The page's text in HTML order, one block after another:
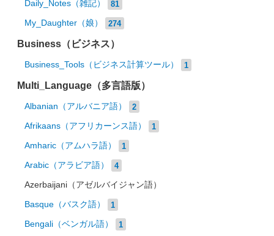
Daily_Notes（雑記） 81
My_Daughter（娘） 274
Business（ビジネス）
Business_Tools（ビジネス計算ツール） 1
Multi_Language（多言語版）
Albanian（アルバニア語） 2
Afrikaans（アフリカーンス語） 1
Amharic（アムハラ語） 1
Arabic（アラビア語） 4
Azerbaijani（アゼルバイジャン語）
Basque（バスク語） 1
Bengali（ベンガル語） 1